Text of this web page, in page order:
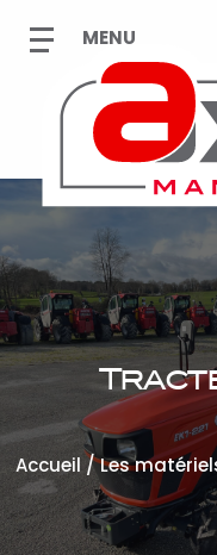
Accueil /Les